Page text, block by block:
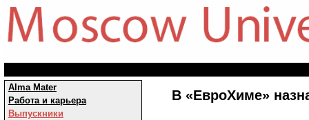
Alma Mater
Работа и карьера
Выпускники
В «ЕвроХиме»